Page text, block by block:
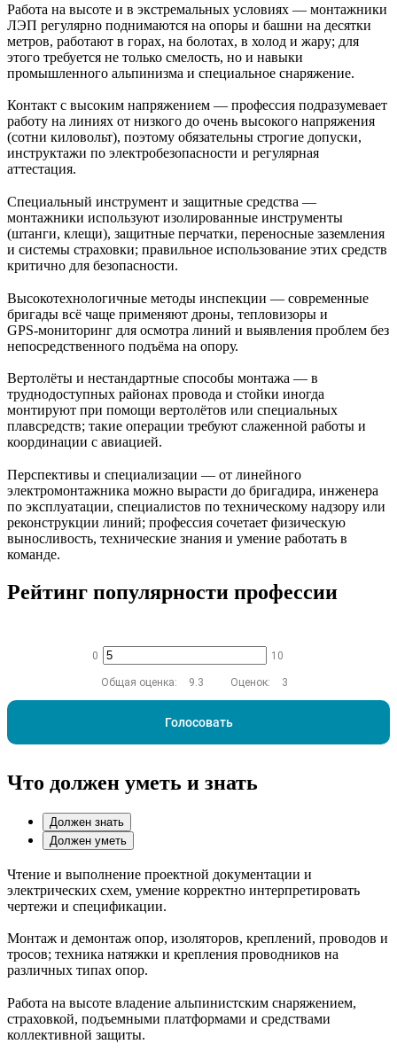
Работа на высоте и в экстремальных условиях — монтажники
ЛЭП регулярно поднимаются на опоры и башни на десятки
метров, работают в горах, на болотах, в холод и жару; для
этого требуется не только смелость, но и навыки
промышленного альпинизма и специальное снаряжение.
Контакт с высоким напряжением — профессия подразумевает
работу на линиях от низкого до очень высокого напряжения
(сотни киловольт), поэтому обязательны строгие допуски,
инструктажи по электробезопасности и регулярная
аттестация.
Специальный инструмент и защитные средства —
монтажники используют изолированные инструменты
(штанги, клещи), защитные перчатки, переносные заземления
и системы страховки; правильное использование этих средств
критично для безопасности.
Высокотехнологичные методы инспекции — современные
бригады всё чаще применяют дроны, тепловизоры и
GPS‑мониторинг для осмотра линий и выявления проблем без
непосредственного подъёма на опору.
Вертолёты и нестандартные способы монтажа — в
труднодоступных районах провода и стойки иногда
монтируют при помощи вертолётов или специальных
плавсредств; такие операции требуют слаженной работы и
координации с авиацией.
Перспективы и специализации — от линейного
электромонтажника можно вырасти до бригадира, инженера
по эксплуатации, специалистов по техническому надзору или
реконструкции линий; профессия сочетает физическую
выносливость, технические знания и умение работать в
команде.
Рейтинг популярности профессии
0 10
Общая оценка: 9.3 Оценок: 3
Голосовать
Что должен уметь и знать
Должен знать
Должен уметь
Чтение и выполнение проектной документации и
электрических схем, умение корректно интерпретировать
чертежи и спецификации.
Монтаж и демонтаж опор, изоляторов, креплений, проводов и
тросов; техника натяжки и крепления проводников на
различных типах опор.
Работа на высоте владение альпинистским снаряжением,
страховкой, подъемными платформами и средствами
коллективной защиты.